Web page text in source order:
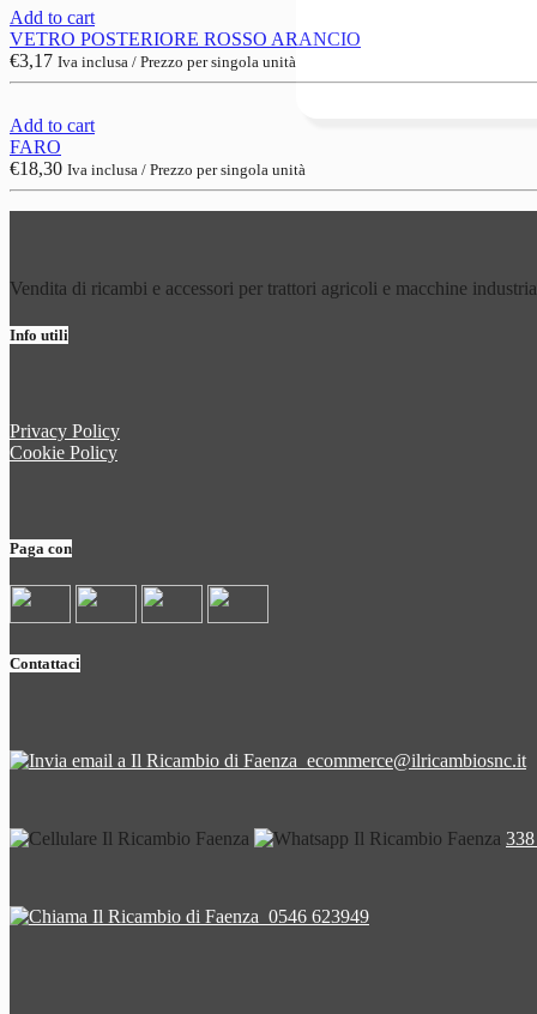
Add to cart
VETRO POSTERIORE ROSSO ARANCIO
€3,17 Iva inclusa / Prezzo per singola unità
Add to cart
FARO
€18,30 Iva inclusa / Prezzo per singola unità
Vendita di ricambi e accessori per trattori agricoli e macchine
Info utili
Privacy Policy
Cookie Policy
Paga con
Contattaci
ecommerce@ilricambiosnc.it
0546 623949